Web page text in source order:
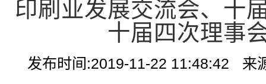
印刷业发展交流会、十
十届四次理事
发布时间:2019-11-22 11:48:42 来